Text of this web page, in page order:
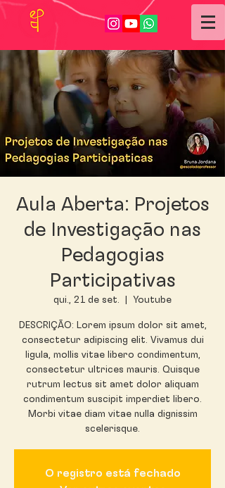
Aula Aberta: Projetos
de Investigação nas
Pedagogias
Participativas
qui., 21 de set.
  |
Youtube
DESCRIÇÃO: Lorem ipsum dolor sit amet,
consectetur adipiscing elit. Vivamus dui
ligula, mollis vitae libero condimentum,
consectetur ultrices mauris. Quisque
rutrum lectus sit amet dolor aliquam
condimentum suscipit imperdiet libero.
Morbi vitae diam vitae nulla dignissim
scelerisque.
O registro está fechado